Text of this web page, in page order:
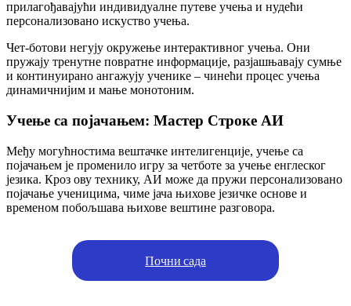
прилагођавајући индивидуалне путеве учења и нудећи
персонализовано искуство учења.
Чет-ботови негују окружење интерактивног учења. Они
пружају тренутне повратне информације, разјашњавају сумње
и континуирано ангажују ученике – чинећи процес учења
динамичнијим и мање монотоним.
Учење са појачањем: Мастер Строке АИ
Међу могућностима вештачке интелигенције, учење са
појачањем је променило игру за четботе за учење енглеског
језика. Кроз ову технику, АИ може да пружи персонализовано
појачање ученицима, чиме јача њихове језичке основе и
временом побољшава њихове вештине разговора.
Почни сада